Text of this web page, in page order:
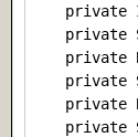
private
private
private
private
private
private